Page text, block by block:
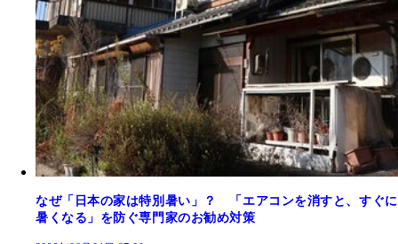
なぜ「日本の家は特別暑い」？ 「エアコンを消すと、すぐに
暑くなる」を防ぐ専門家のお勧め対策